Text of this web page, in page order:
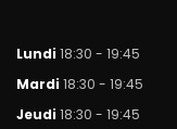
Lundi 18:30 - 19:45
Mardi 18:30 - 19:45
Jeudi 18:30 - 19:45